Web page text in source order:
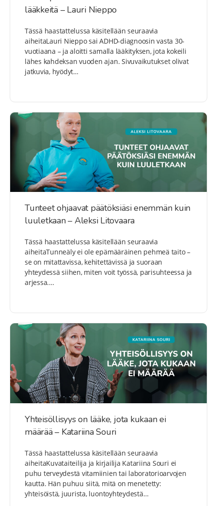
lääkkeitä – Lauri Nieppo
Tässä haastattelussa käsitellään seuraavia
aiheitaLauri Nieppo sai ADHD-diagnoosin vasta 30-
vuotiaana – ja aloitti samalla lääkityksen, jota kokeili
lähes kahdeksan vuoden ajan. Sivuvaikutukset olivat
jatkuvia, hyödyt…
Tunteet ohjaavat päätöksiäsi enemmän kuin
luuletkaan – Aleksi Litovaara
Tässä haastattelussa käsitellään seuraavia
aiheitaTunneäly ei ole epämääräinen pehmeä taito –
se on mitattavissa, kehitettävissä ja suoraan
yhteydessä siihen, miten voit työssä, parisuhteessa ja
arjessa.…
Yhteisöllisyys on lääke, jota kukaan ei
määrää – Katariina Souri
Tässä haastattelussa käsitellään seuraavia
aiheitaKuvataiteilija ja kirjailija Katariina Souri ei
puhu terveydestä vitamiinien tai laboratorioarvojen
kautta. Hän puhuu siitä, mitä on menetetty:
yhteisöistä, juurista, luontoyhteydestä…